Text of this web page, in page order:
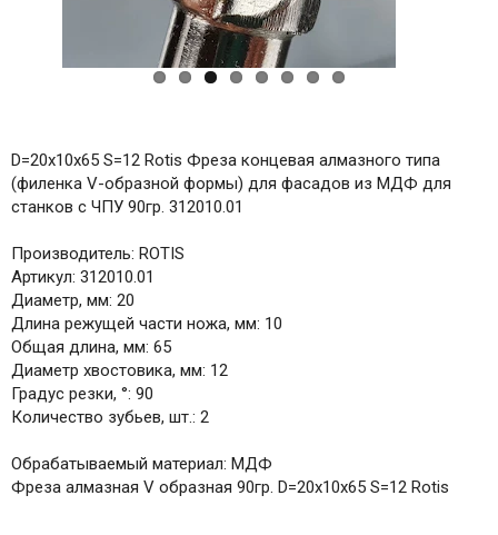
D=20x10x65 S=12 Rotis Фреза концевая алмазного типа
(филенка V-образной формы) для фасадов из МДФ для
станков с ЧПУ 90гр. 312010.01
Производитель: ROTIS
Артикул: 312010.01
Диаметр, мм: 20
Длина режущей части ножа, мм: 10
Общая длина, мм: 65
Диаметр хвостовика, мм: 12
Градус резки, °: 90
Количество зубьев, шт.: 2
Обрабатываемый материал: МДФ
Фреза алмазная V образная 90гр. D=20x10x65 S=12 Rotis